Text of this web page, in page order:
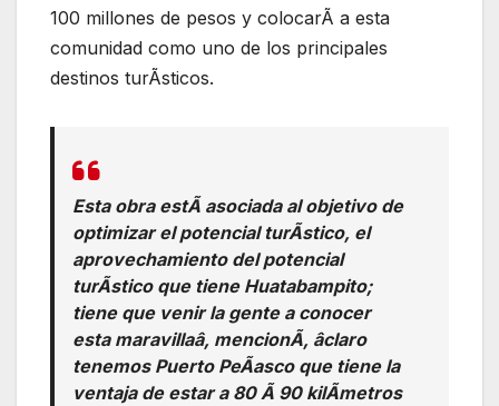
100 millones de pesos y colocarÃ a esta
comunidad como uno de los principales
destinos turÃsticos.
Esta obra estÃ asociada al objetivo de
optimizar el potencial turÃstico, el
aprovechamiento del potencial
turÃstico que tiene Huatabampito;
tiene que venir la gente a conocer
esta maravillaâ, mencionÃ, âclaro
tenemos Puerto PeÃasco que tiene la
ventaja de estar a 80 Ã 90 kilÃmetros